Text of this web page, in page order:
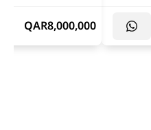
8,000,000
QAR